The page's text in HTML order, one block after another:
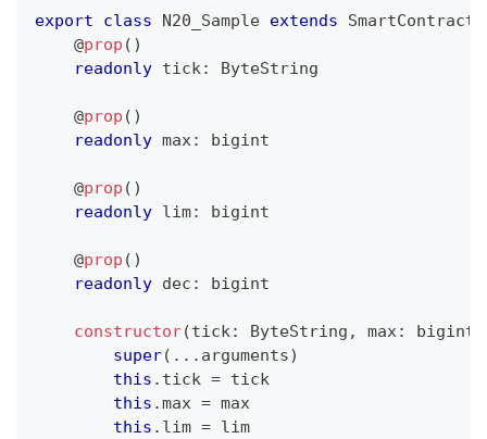
export class N20_Sample extends SmartContract
@prop ( )
readonly tick: ByteString
@prop ( )
readonly max: bigint
@prop ( )
readonly lim: bigint
@prop ( )
readonly dec : bigint
constructor(tick: ByteString , max: bigint
super( ... arguments)
this . tick = tick
this .max = max
this . lim = lim